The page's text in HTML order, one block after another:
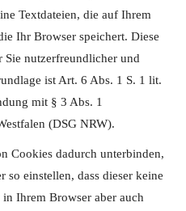
Textdateien, die auf Ihrem
Ihr Browser speichert. Diese
Sie nutzerfreundlicher und
ist Art. 6 Abs. 1 S. 1 lit.
mit § 3 Abs. 1
(DSG NRW).
Cookies dadurch unterbinden,
so einstellen, dass dieser keine
Ihrem Browser aber auch